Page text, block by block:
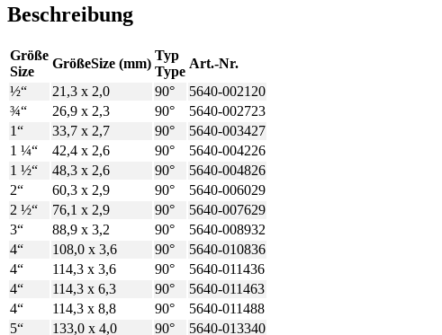
Beschreibung
Größe
Size
GrößeSize (mm)
Typ
Type
Art.-Nr.
½“
21,3 x 2,0 90°
5640-002120
¾“
26,9 x 2,3 90°
5640-002723
1“
33,7 x 2,7 90°
5640-003427
1 ¼“
42,4 x 2,6 90°
5640-004226
1 ½“
48,3 x 2,6 90°
5640-004826
2“
60,3 x 2,9 90°
5640-006029
2 ½“
76,1 x 2,9 90°
5640-007629
3“
88,9 x 3,2 90°
5640-008932
4“
108,0 x 3,6 90°
5640-010836
4“
114,3 x 3,6 90°
5640-011436
4“
114,3 x 6,3 90°
5640-011463
4“
114,3 x 8,8 90°
5640-011488
5“
133,0 x 4,0 90°
5640-013340